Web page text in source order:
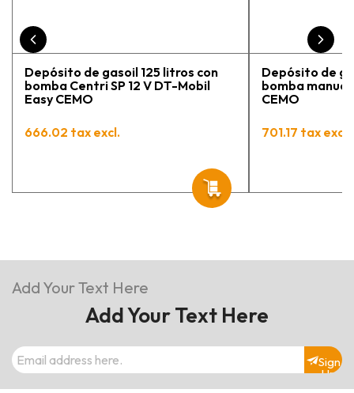
Depósito de gasoil 125 litros con
bomba Centri SP 12 V DT-Mobil
Easy CEMO
666.02 tax excl.
Depósito de
bomba
CEMO
701.17 tax excl.
Add Your Text Here
Add Your Text Here
Sign
Up